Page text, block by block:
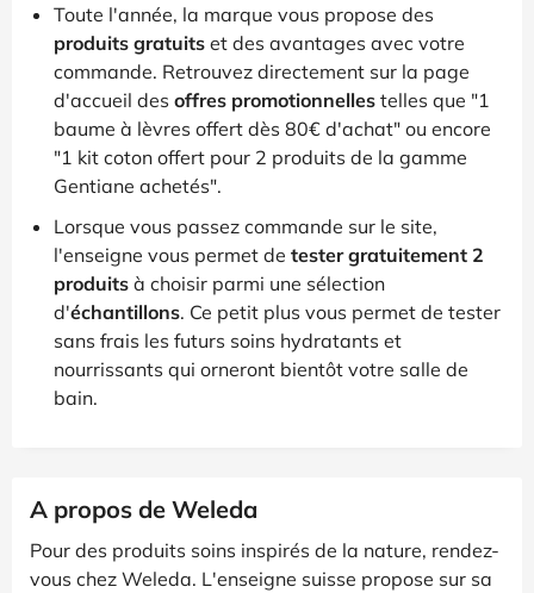
Toute l'année, la marque vous propose des
produits gratuits et des avantages avec votre
commande. Retrouvez directement sur la page
d'accueil des offres promotionnelles telles que "1
baume à lèvres offert dès 80€ d'achat" ou encore
"1 kit coton offert pour 2 produits de la gamme
Gentiane achetés".
Lorsque vous passez commande sur le site,
l'enseigne vous permet de tester gratuitement 2
produits à choisir parmi une sélection
d'échantillons. Ce petit plus vous permet de tester
sans frais les futurs soins hydratants et
nourrissants qui orneront bientôt votre salle de
bain.
A propos de Weleda
Pour des produits soins inspirés de la nature, rendez-
vous chez Weleda. L'enseigne suisse propose sur sa